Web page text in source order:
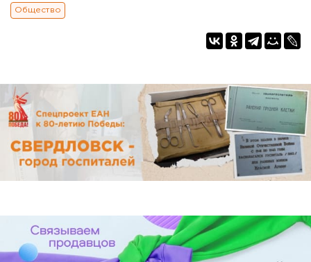
Общество